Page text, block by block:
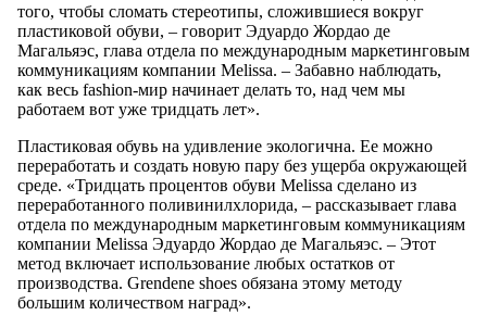
того, чтобы сломать стереотипы, сложившиеся вокруг
пластиковой обуви, – говорит Эдуардо Жордао де
Магальяэс, глава отдела по международным маркетинговым
коммуникациям компании Melissa. – Забавно наблюдать,
как весь fashion-мир начинает делать то, над чем мы
работаем вот уже тридцать лет».
Пластиковая обувь на удивление экологична. Ее можно
переработать и создать новую пару без ущерба окружающей
среде. «Тридцать процентов обуви Melissa сделано из
переработанного поливинилхлорида, – рассказывает глава
отдела по международным маркетинговым коммуникациям
компании Melissa Эдуардо Жордао де Магальяэс. – Этот
метод включает использование любых остатков от
производства. Grendene shoes обязана этому методу
большим количеством наград».